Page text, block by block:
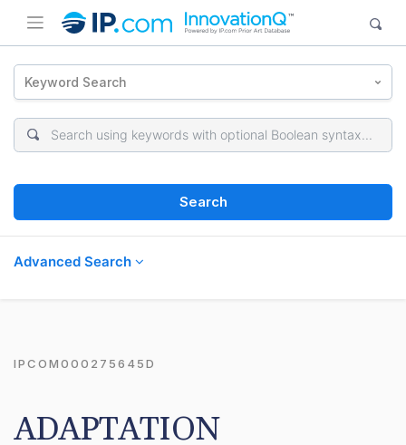
Keyword Search
Search
Advanced Search
IPCOM000275645D
ADAPTATION